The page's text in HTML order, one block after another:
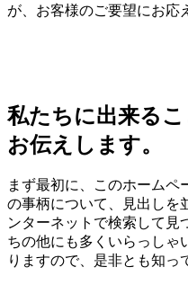
が、お客様のご要望にお応
私たちに出来るこ
お伝えします。
まず最初に、このホームペ
の事柄について、見出しを
ンターネットで検索して見
ちの他にも多くいらっしゃ
りますので、是非とも知っ